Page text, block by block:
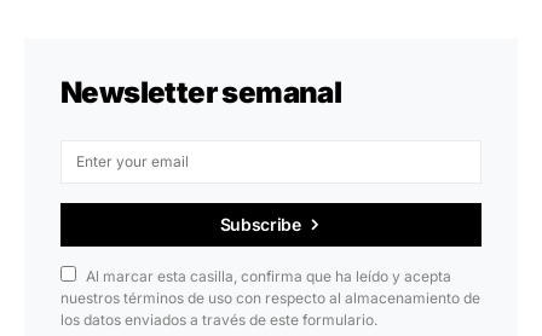
Newsletter semanal
Subscribe
Al marcar esta casilla, confirma que ha leído y acepta
nuestros términos de uso con respecto al almacenamiento de
los datos enviados a través de este formulario.